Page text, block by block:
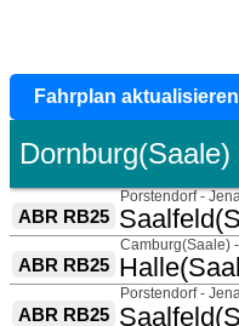
Fahrplan aktualisieren